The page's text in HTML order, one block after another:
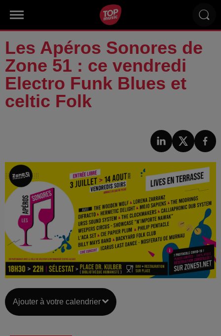
Les Apéros Sonores de
Zone 51 : ce vendredi
Electro Funk Blues et
celtic Folk
Ajouter à votre calendrier